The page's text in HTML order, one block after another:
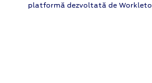
platformă dezvoltată de Workleto